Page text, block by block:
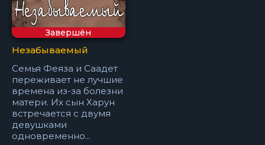
Завершён
Незабываемый
Семья Феяза и Саадет
переживает не лучшие
времена из-за болезни
матери. Их сын Харун
встречается с двумя
девушками
одновременно...